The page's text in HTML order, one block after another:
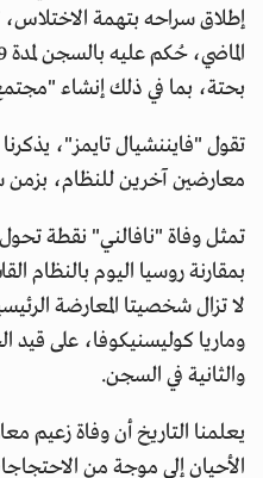
إطلاق سراحه بتهمة
بحتة، بما في ذلك إنشاء
تقول "فايننشيال تايمز"،
معارضين آخرين للنظام، بزمن
تمثل وفاة "نافالني" نقطة
بمقارنة روسيا اليوم بالنظام
لا تزال شخصيتا المعارضة
وماريا كوليسنيكوفا، على قيد
والثانية في السجن.
يعلمنا التاريخ أن وفاة
الأحيان إلى موجة من